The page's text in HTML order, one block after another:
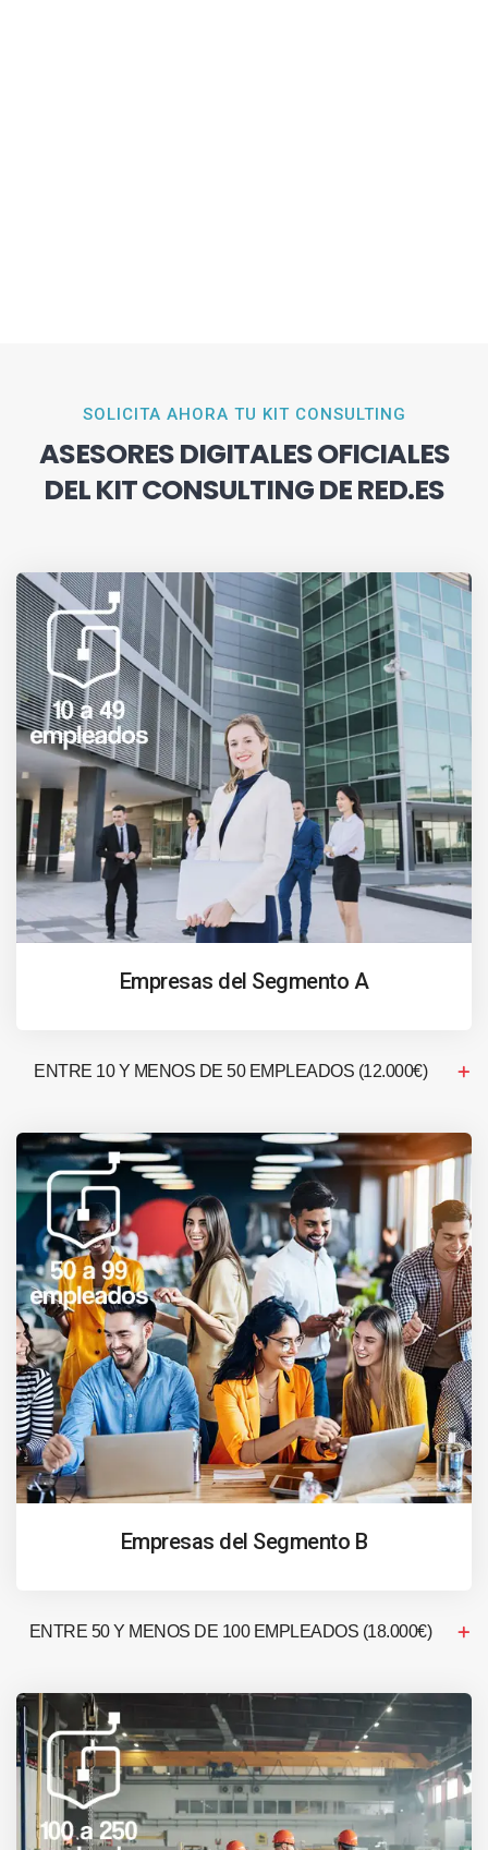
SOLICITA AHORA TU KIT CONSULTING
ASESORES DIGITALES OFICIALES
DEL KIT CONSULTING DE RED.ES
Empresas del Segmento A
ENTRE 10 Y MENOS DE 50 EMPLEADOS (12.000€)
Empresas del Segmento B
ENTRE 50 Y MENOS DE 100 EMPLEADOS (18.000€)